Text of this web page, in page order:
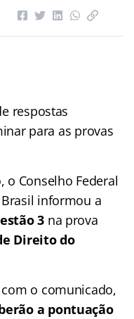
respostas
para as provas
o Conselho Federal
informou a
3 na prova
Direito do
o comunicado,
a pontuação